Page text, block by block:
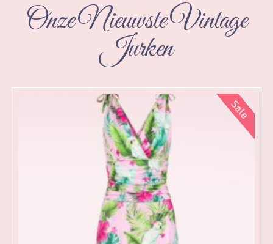
Onze Nieuwste Vintage
Jurken